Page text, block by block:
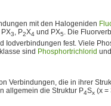
mit den Halogeniden
3, P2X4 und PX5. Die
Iodverbindungen fest. Viele
sind Phosphortrichlorid
Verbindungen, die in ihrer
allgemein die Struktur P4Sx (x =